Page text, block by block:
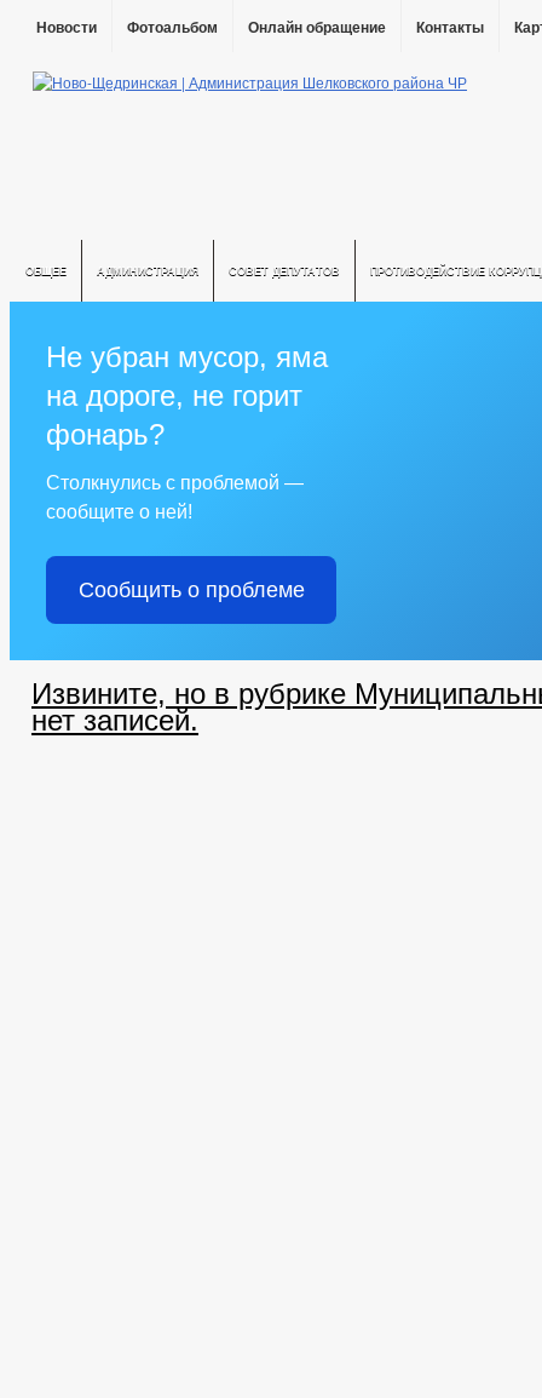
Новости Фотоальбом Онлайн обращение Контакты
ОБЩЕЕ АДМИНИСТРАЦИЯ СОВЕТ ДЕПУТАТОВ ПРОТИВОДЕЙСТВИЕ
Не убран мусор, яма
на дороге, не горит
фонарь?
Столкнулись с проблемой —
сообщите о ней!
Сообщить о проблеме
Извините, но в рубрике
нет записей.